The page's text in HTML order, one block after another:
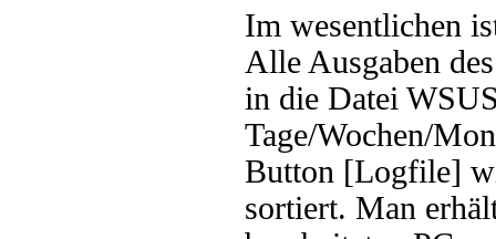
Im wesentlichen
Alle Ausgaben
in die Datei
Tage/Wochen/
Button [Logfile]
sortiert. Man